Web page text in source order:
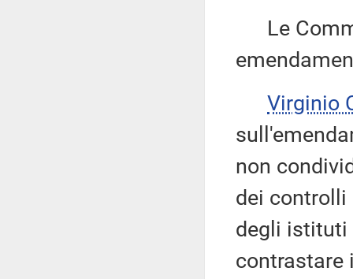
Le
Virginio
non
dei
degli istituti
contrastare